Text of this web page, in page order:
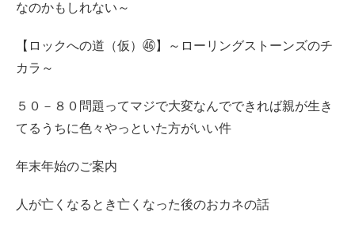
なのかもしれない～
【ロックへの道（仮）㊻】～ローリングストーンズのチ
カラ～
５０－８０問題ってマジで大変なんでできれば親が生き
てるうちに色々やっといた方がいい件
年末年始のご案内
人が亡くなるとき亡くなった後のおカネの話